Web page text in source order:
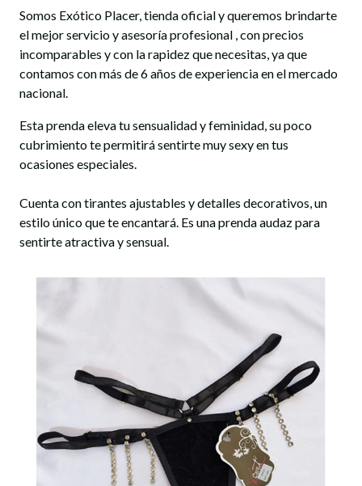
Somos Exótico Placer, tienda oficial y queremos brindarte
el mejor servicio y asesoría profesional , con precios
incomparables y con la rapidez que necesitas, ya que
contamos con más de 6 años de experiencia en el mercado
nacional.
Esta prenda eleva tu sensualidad y feminidad, su poco
cubrimiento te permitirá sentirte muy sexy en tus
ocasiones especiales.
Cuenta con tirantes ajustables y detalles decorativos, un
estilo único que te encantará. Es una prenda audaz para
sentirte atractiva y sensual.